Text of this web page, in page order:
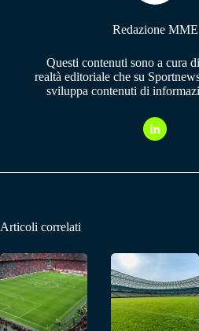
Redazione MME
Questi contenuti sono a cura
realtà editoriale che su
sviluppa contenuti di
Articoli correlati